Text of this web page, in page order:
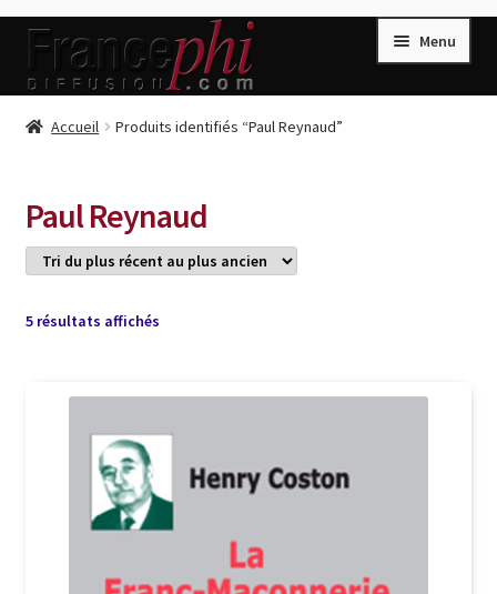
Aller
la
Aller
contenu
Menu
Accueil
Conditions de Vente
Connection
Listes d’Envies
Livres de Peter Randa
Livres de Philippe Randa
Login Customizer
Accueil Produits identifiés “Paul Reynaud”
Paul Reynaud
5 résultats affichésTrié
récent
plus
ancien